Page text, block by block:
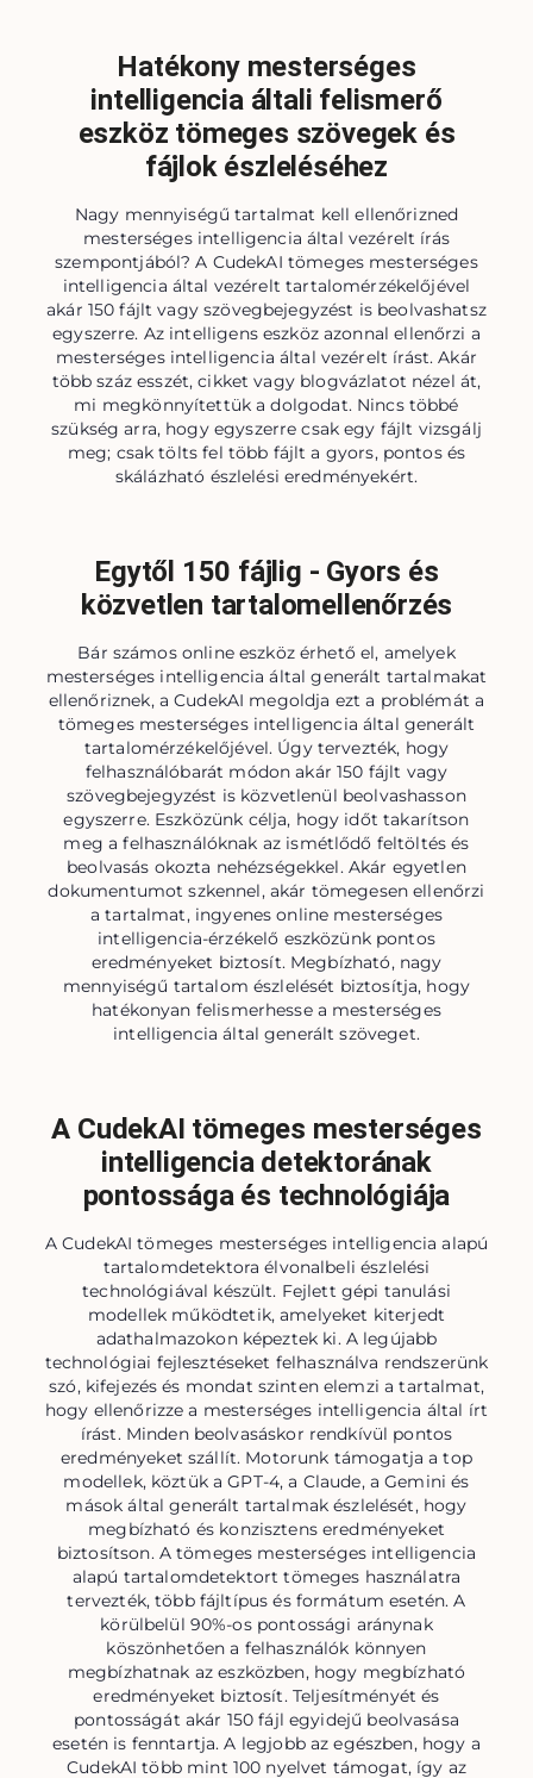
Hatékony mesterséges
intelligencia általi felismerő
eszköz tömeges szövegek és
fájlok észleléséhez
Nagy mennyiségű tartalmat kell ellenőrizned
mesterséges intelligencia által vezérelt írás
szempontjából? A CudekAI tömeges mesterséges
intelligencia által vezérelt tartalomérzékelőjével
akár 150 fájlt vagy szövegbejegyzést is beolvashatsz
egyszerre. Az intelligens eszköz azonnal ellenőrzi a
mesterséges intelligencia által vezérelt írást. Akár
több száz esszét, cikket vagy blogvázlatot nézel át,
mi megkönnyítettük a dolgodat. Nincs többé
szükség arra, hogy egyszerre csak egy fájlt vizsgálj
meg; csak tölts fel több fájlt a gyors, pontos és
skálázható észlelési eredményekért.
Egytől 150 fájlig - Gyors és
közvetlen tartalomellenőrzés
Bár számos online eszköz érhető el, amelyek
mesterséges intelligencia által generált tartalmakat
ellenőriznek, a CudekAI megoldja ezt a problémát a
tömeges mesterséges intelligencia által generált
tartalomérzékelőjével. Úgy tervezték, hogy
felhasználóbarát módon akár 150 fájlt vagy
szövegbejegyzést is közvetlenül beolvashasson
egyszerre. Eszközünk célja, hogy időt takarítson
meg a felhasználóknak az ismétlődő feltöltés és
beolvasás okozta nehézségekkel. Akár egyetlen
dokumentumot szkennel, akár tömegesen ellenőrzi
a tartalmat, ingyenes online mesterséges
intelligencia-érzékelő eszközünk pontos
eredményeket biztosít. Megbízható, nagy
mennyiségű tartalom észlelését biztosítja, hogy
hatékonyan felismerhesse a mesterséges
intelligencia által generált szöveget.
A CudekAI tömeges mesterséges
intelligencia detektorának
pontossága és technológiája
A CudekAI tömeges mesterséges intelligencia alapú
tartalomdetektora élvonalbeli észlelési
technológiával készült. Fejlett gépi tanulási
modellek működtetik, amelyeket kiterjedt
adathalmazokon képeztek ki. A legújabb
technológiai fejlesztéseket felhasználva rendszerünk
szó, kifejezés és mondat szinten elemzi a tartalmat,
hogy ellenőrizze a mesterséges intelligencia által írt
írást. Minden beolvasáskor rendkívül pontos
eredményeket szállít. Motorunk támogatja a top
modellek, köztük a GPT-4, a Claude, a Gemini és
mások által generált tartalmak észlelését, hogy
megbízható és konzisztens eredményeket
biztosítson. A tömeges mesterséges intelligencia
alapú tartalomdetektort tömeges használatra
tervezték, több fájltípus és formátum esetén. A
körülbelül 90%-os pontossági aránynak
köszönhetően a felhasználók könnyen
megbízhatnak az eszközben, hogy megbízható
eredményeket biztosít. Teljesítményét és
pontosságát akár 150 fájl egyidejű beolvasása
esetén is fenntartja. A legjobb az egészben, hogy a
CudekAI több mint 100 nyelvet támogat, így az